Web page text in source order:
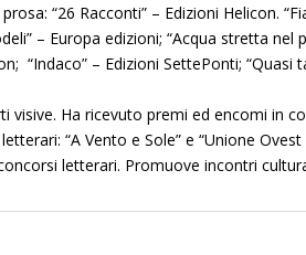
“26 Racconti” – Edizioni Helicon.
– Europa edizioni; “Acqua stretta nel
“Indaco” – Edizioni SettePonti;
visive. Ha ricevuto premi ed encomi in
“A Vento e Sole” e “Unione Ovest
letterari. Promuove incontri